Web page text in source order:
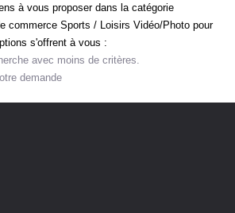
NOTRE AGENCE
à vous proposer dans la catégorie
commerce Sports / Loisirs Vidéo/Photo pour
s'offrent à vous :
avec moins de critères.
demande